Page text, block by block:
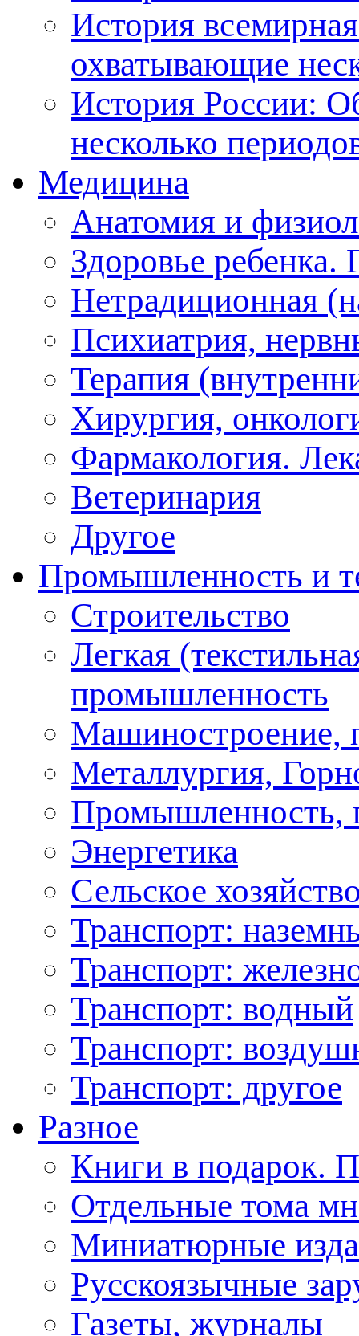
История
охватывающие
История России:
несколько
Медицина
Анатомия и
Здоровье ребенка.
Нетрадиционная
Психиатрия,
Терапия
Хирургия,
Фармакология.
Ветеринария
Другое
Промышленность и
Строительство
Легкая
промышленность
Машиностроение,
Металлургия,
Промышленность,
Энергетика
Сельское
Транспорт:
Транспорт:
Транспорт: водный
Транспорт:
Транспорт: другое
Разное
Книги в подарок.
Отдельные тома
Миниатюрные
Русскоязычные
Газеты, журналы